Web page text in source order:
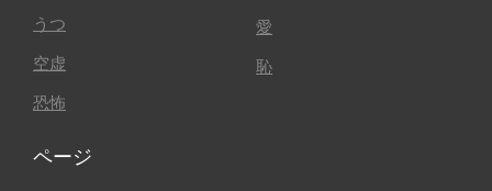
うつ
空虚
恐怖
愛
恥
ページ